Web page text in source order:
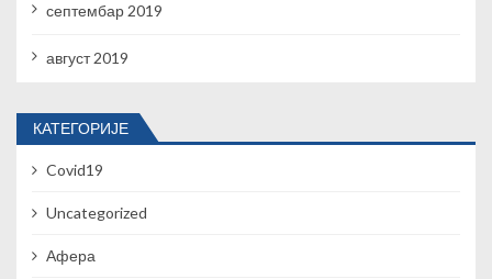
септембар 2019
август 2019
КАТЕГОРИЈЕ
Covid19
Uncategorized
Афера